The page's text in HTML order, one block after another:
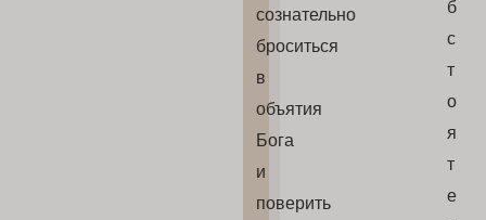
сознательно
броситься
в
объятия
Бога
и
поверить
б
с
т
о
я
т
е